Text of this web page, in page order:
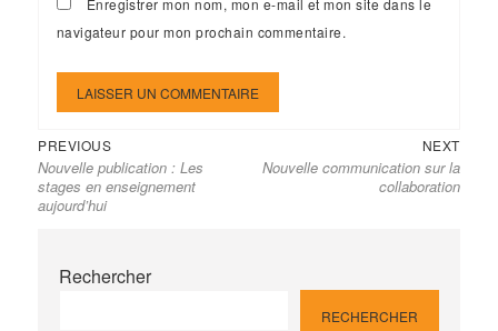
navigateur pour mon prochain commentaire.
Navigation
de
l’article
PREVIOUSPrevious
post:
Nouvelle publication : Les
stages en enseignement
aujourd’hui
NEXTNext
post:
Nouvelle communication sur la
collaboration
Rechercher
RECHERCHER